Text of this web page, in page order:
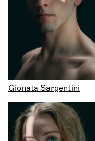
Gionata Sargentini